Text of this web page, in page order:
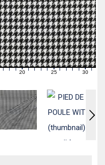
18192021222324252627282930 31